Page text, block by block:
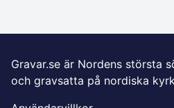
Gravar.se är Nordens största
och gravsatta på nordiska